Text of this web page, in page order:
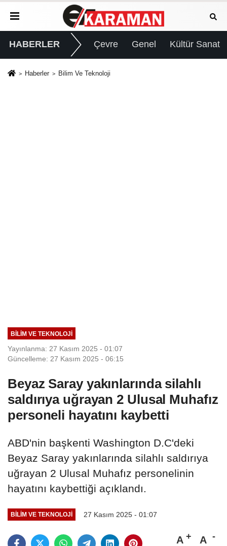
HABERLER Çevre Genel Kültür Sanat
Haberler Bilim Ve Teknoloji
BILIM VE TEKNOLOJI
Yayınlanma: 27 Kasım 2025 - 01:07
Güncelleme: 27 Kasım 2025 - 06:15
Beyaz Saray yakınlarında silahlı
saldırıya uğrayan 2 Ulusal Muhafız
personeli hayatını kaybetti
ABD'nin başkenti Washington D.C'deki
Beyaz Saray yakınlarında silahlı saldırıya
uğrayan 2 Ulusal Muhafız personelinin
hayatını kaybettiği açıklandı.
BILIM VE TEKNOLOJI 27 Kasım 2025 - 01:07
A A